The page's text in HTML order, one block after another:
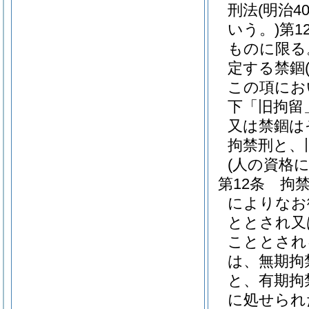
刑法(明治
いう。)第
ものに限
定する禁錮
この項に
下「旧拘
又は禁錮
拘禁刑と
(人の資格
第12条
拘
によりな
ととされ
こととさ
は、無期
と、有期
に処せら